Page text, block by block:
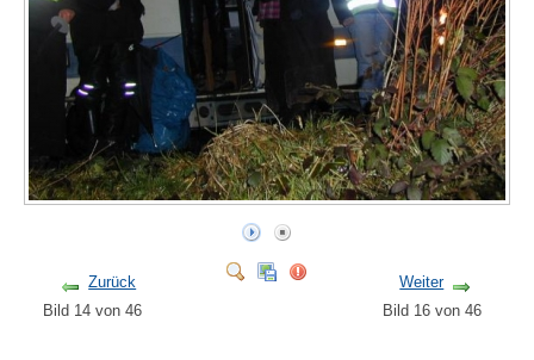
Zurück
Bild 14 von 46
Weiter
Bild 16 von 46